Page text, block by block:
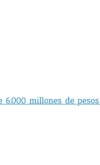
millones de pesos